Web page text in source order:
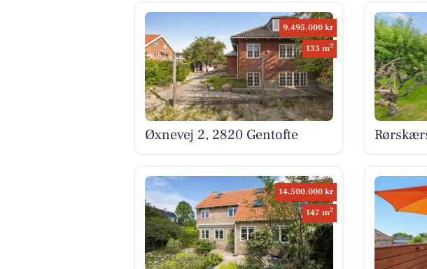
9.495.000 kr
133 m2
Øxnevej 2, 2820 Gentofte
14.500.000 kr
147 m2